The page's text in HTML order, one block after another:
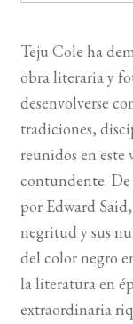
Teju Cole ha
obra literaria y
desenvolverse
tradiciones,
reunidos en
contundente. De
por Edward
negritud y sus
del color negro
la literatura en
extraordinaria